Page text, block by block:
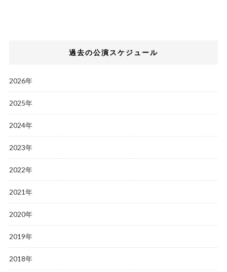
過去の公演スケジュール
2026年
2025年
2024年
2023年
2022年
2021年
2020年
2019年
2018年